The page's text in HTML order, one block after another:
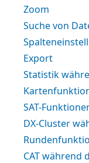
Zoom
Suche von
Export
Statistik
SAT-
DX-Cluster
CAT während